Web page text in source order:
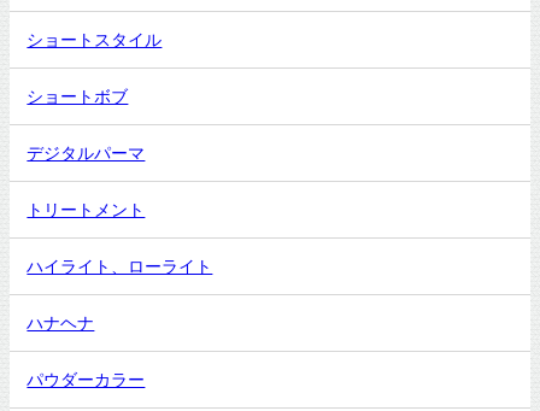
ショートスタイル
ショートボブ
デジタルパーマ
トリートメント
ハイライト、ローライト
ハナヘナ
パウダーカラー